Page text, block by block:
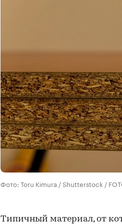
Фото: Toru Kimura / Shutterstock /
Типичный материал, от